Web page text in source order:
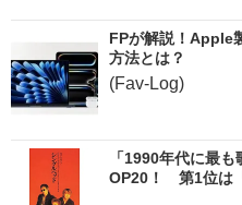
FPが解説！Apple
方法とは？
(Fav-Log)
「1990年代に最
OP20！ 第1位は